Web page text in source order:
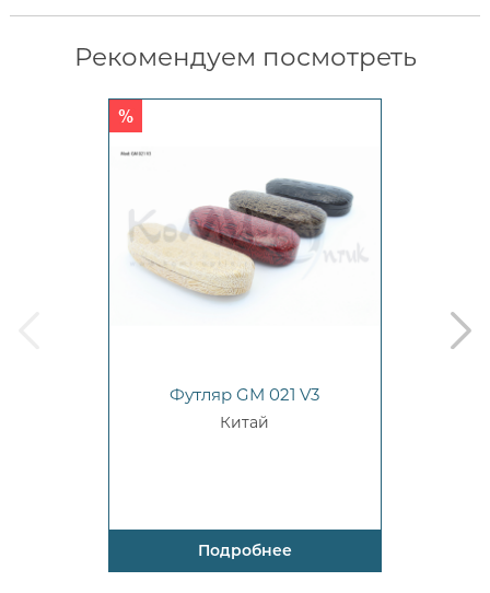
Рекомендуем посмотреть
Футляр GM 021 V3
Китай
Подробнее
next